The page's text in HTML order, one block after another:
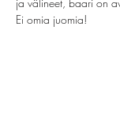
Ei omia juomia!